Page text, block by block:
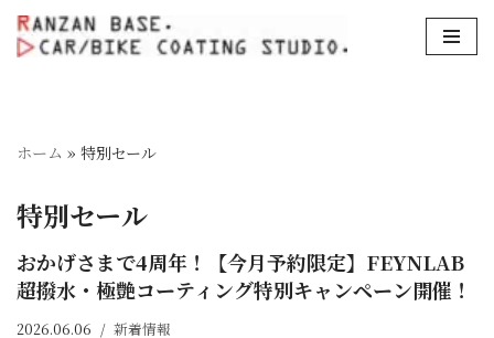
コ
ン
へ
ス
キ
ッ
ホーム » 特別セール
特別セール
おかげさまで4周年！【今月予約限定】FEYNLAB
超撥水・極艶コーティング特別キャンペーン開催！
2026.06.06 新着情報